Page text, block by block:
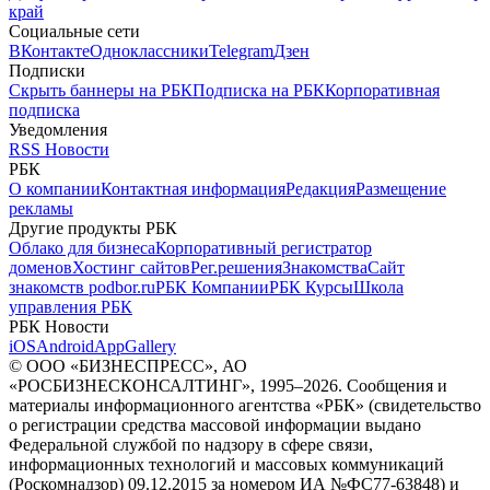
край
Социальные сети
ВКонтактеОдноклассникиTelegramДзен
Подписки
Скрыть баннеры на РБКПодписка на РБККорпоративная
подписка
Уведомления
RSS Новости
РБК
О компанииКонтактная информацияРедакцияРазмещение
рекламы
Другие продукты РБК
Облако для бизнесаКорпоративный регистратор
доменовХостинг сайтовРег.решенияЗнакомстваСайт
знакомств podbor.ruРБК КомпанииРБК КурсыШкола
управления РБК
РБК Новости
iOSAndroidAppGallery
© ООО «БИЗНЕСПРЕСС», АО
«РОСБИЗНЕСКОНСАЛТИНГ», 1995–2026. Сообщения и
материалы информационного агентства «РБК» (свидетельство
о регистрации средства массовой информации выдано
Федеральной службой по надзору в сфере связи,
информационных технологий и массовых коммуникаций
(Роскомнадзор) 09.12.2015 за номером ИА №ФС77-63848) и